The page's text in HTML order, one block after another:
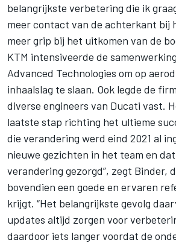
belangrijkste verbetering die ik
meer contact van de achterkant bij
meer grip bij het uitkomen van de
KTM intensiveerde de
Advanced Technologies om op
inhaalslag te slaan. Ook legde de
diverse engineers van Ducati vast.
laatste stap richting het ultieme
die verandering werd eind 2021 al
nieuwe gezichten in het team en
verandering gezorgd”, zegt Binder,
bovendien een goede en ervaren
krijgt. “Het belangrijkste gevolg
updates altijd zorgen voor
daardoor iets langer voordat de